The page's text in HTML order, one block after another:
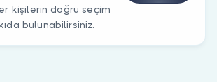
kişilerin doğru seçim
bulunabilirsiniz.